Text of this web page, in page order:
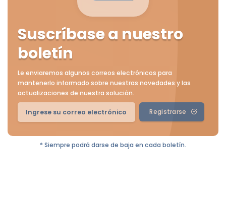
Suscríbase a nuestro
boletín
Le enviaremos algunos correos electrónicos para
mantenerlo informado sobre nuestras novedades y las
actualizaciones de nuestra solución.
Registrarse
* Siempre podrá darse de baja en cada boletín.